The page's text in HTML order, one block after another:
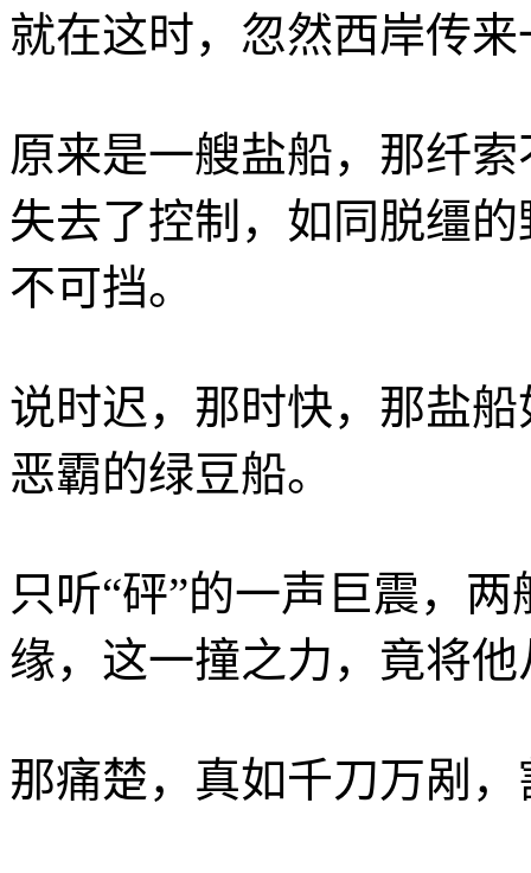
就在这时，忽然西岸传
原来是一艘盐船，那纤
失去了控制，如同脱缰
不可挡。
说时迟，那时快，那盐
恶霸的绿豆船。
只听“砰”的一声巨震，
缘，这一撞之力，竟将
那痛楚，真如千刀万剐